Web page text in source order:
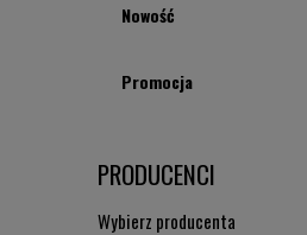
Nowość
Promocja
PRODUCENCI
Wybierz producenta